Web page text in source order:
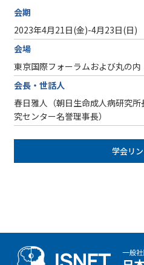
会期
2023年4月21日(金)-4月23日(日)
会場
東京国際フォーラムおよび丸の内
会長・世話人
春日雅人（朝日生命成人病研究
究センター名誉理事長）
学会リ